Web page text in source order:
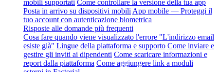
mobili supportati Come controllare la versione della tua app
Posta in arrivo su dispositivi mobili App mobile — Proteggi il
tuo account con autenticazione biometrica
Risposte alle domande più frequenti
Cosa fare quando viene visualizzato l'errore "L'indirizzo email
esiste già" Lingue della piattaforma e supporto Come inviare e
gestire gli inviti ai dipendenti Come scaricare informazioni e
report dalla piattaforma Come aggiungere link a moduli